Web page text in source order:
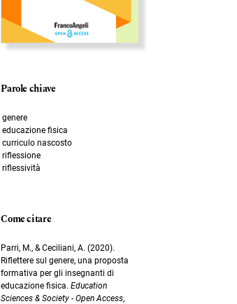
Parole chiave
genere
educazione fisica
curriculo nascosto
riflessione
riflessività
Come citare
Parri, M., & Ceciliani, A. (2020).
Riflettere sul genere, una proposta
formativa per gli insegnanti di
educazione fisica.Education
Sciences & Society - Open Access,